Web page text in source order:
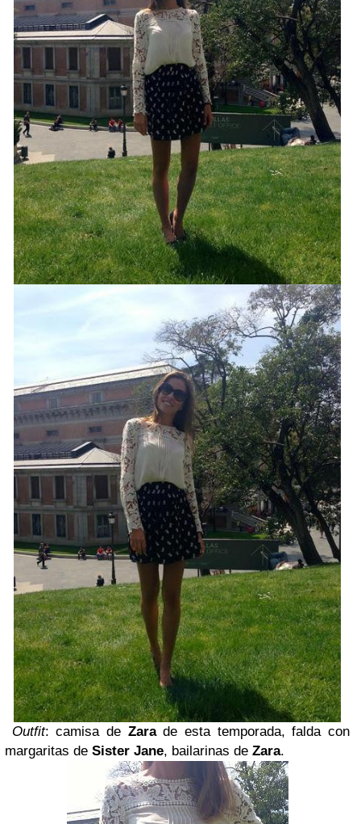
Outfit: camisa de Zara de esta temporada, falda con
margaritas de Sister Jane, bailarinas de Zara.